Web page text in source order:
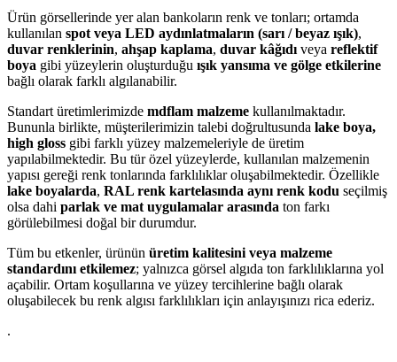
Ürün görsellerinde yer alan bankoların renk ve tonları; ortamda
kullanılan spot veya LED aydınlatmaların (sarı / beyaz ışık),
duvar renklerinin, ahşap kaplama, duvar kâğıdı veya reflektif
boya gibi yüzeylerin oluşturduğu ışık yansıma ve gölge etkilerine
bağlı olarak farklı algılanabilir.
Standart üretimlerimizde mdflam malzeme kullanılmaktadır.
Bununla birlikte, müşterilerimizin talebi doğrultusunda lake boya,
high gloss gibi farklı yüzey malzemeleriyle de üretim
yapılabilmektedir. Bu tür özel yüzeylerde, kullanılan malzemenin
yapısı gereği renk tonlarında farklılıklar oluşabilmektedir. Özellikle
lake boyalarda, RAL renk kartelasında aynı renk kodu seçilmiş
olsa dahi parlak ve mat uygulamalar arasında ton farkı
görülebilmesi doğal bir durumdur.
Tüm bu etkenler, ürünün üretim kalitesini veya malzeme
standardını etkilemez; yalnızca görsel algıda ton farklılıklarına yol
açabilir. Ortam koşullarına ve yüzey tercihlerine bağlı olarak
oluşabilecek bu renk algısı farklılıkları için anlayışınızı rica ederiz.
.